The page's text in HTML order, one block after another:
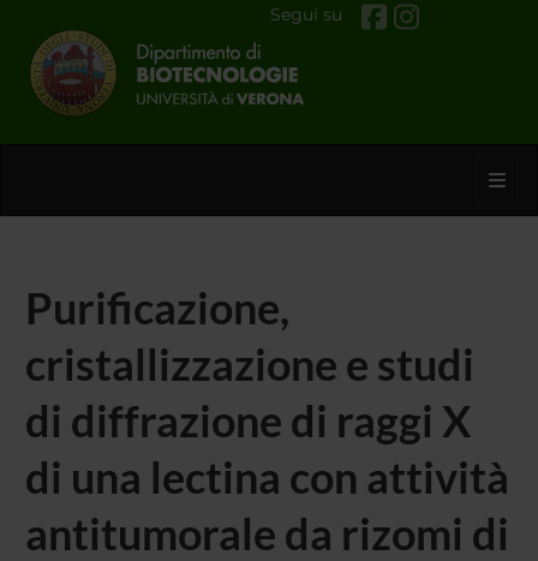
Segui su
Purificazione,
cristallizzazione e studi
di diffrazione di raggi X
di una lectina con attività
antitumorale da rizomi di